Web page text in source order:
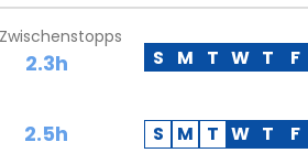
2.3h S M T W T F
2.5h S M T W T F